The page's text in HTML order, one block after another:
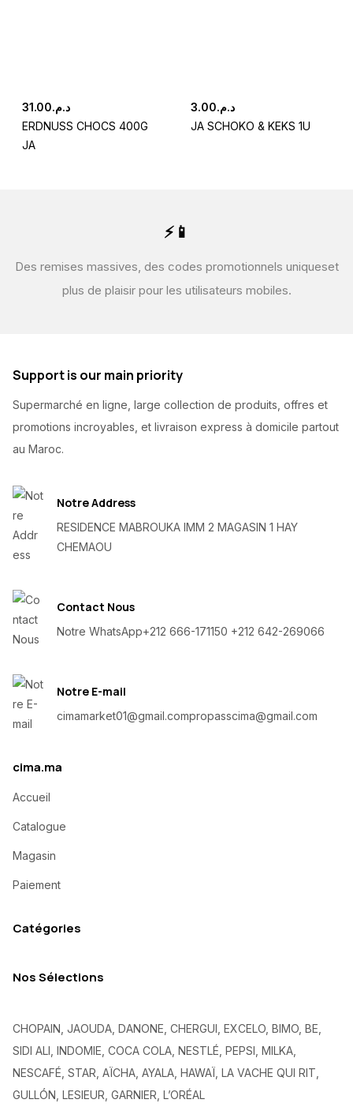
د.م.31.00
ERDNUSS CHOCS 400G
JA
د.م.3.00
JA SCHOKO & KEKS 1U
⚡📱
Des remises massives, des codes promotionnels uniqueset
plus de plaisir pour les utilisateurs mobiles.
Support is our main priority
Supermarché en ligne, large collection de produits, offres et
promotions incroyables, et livraison express à domicile partout
au Maroc.
Notre Address
RESIDENCE MABROUKA IMM 2 MAGASIN 1 HAY
CHEMAOU
Contact Nous
Notre WhatsApp+212 666-171150 +212 642-269066
Notre E-mail
cimamarket01@gmail.compropasscima@gmail.com
cima.ma
Accueil
Catalogue
Magasin
Paiement
Catégories
Nos Sélections
CHOPAIN, JAOUDA, DANONE, CHERGUI, EXCELO, BIMO, BE,
SIDI ALI, INDOMIE, COCA COLA, NESTLÉ, PEPSI, MILKA,
NESCAFÉ, STAR, AÏCHA, AYALA, HAWAÏ, LA VACHE QUI RIT,
GULLÓN, LESIEUR, GARNIER, L’ORÉAL